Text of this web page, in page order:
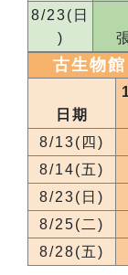
8/23(日
)
古生物館
日期
8/13(四)
8/14(五)
8/23(日)
8/25(二)
8/28(五)